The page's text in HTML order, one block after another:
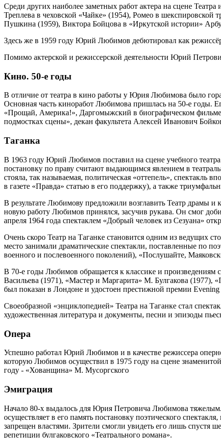
Среди других наиболее заметных работ актера на сцене
Треплева в чеховской «Чайке» (1954), Ромео в
Пушкина (1959), Виктора Бойцова в «Иркутской истории»
Здесь же в 1959 году Юрий Любимов дебютировал как
Помимо актерской и режиссерской деятельности Юрий
Кино. 50-е годы
В отличие от театра в кино работы у Юрия Любимова было
Основная часть киноработ Любимова пришлась на 50-е годы.
«Прощай, Америка!», Даргомыжский в биографическом
подмостках сцены», декан факультета Алексей Иванович
Таганка
В 1963 году Юрий Любимов поставил на сцене учебного
постановку по праву считают выдающимся явлением в
стояла, так называемая, политическая «оттепель»,
в газете «Правда» статью в его поддержку), а также
В результате Любимову предложили возглавить Театр драмы и
новую работу Любимов принялся, засучив рукава. Он смог
апреля 1964 года спектаклем «Добрый человек из Сезуана»
Очень скоро Театр на Таганке становится одним из ведущих
место занимали драматические спектакли, поставленные по
военного и послевоенного поколений), «Послушайте,
В 70-е годы Любимов обращается к классике и
Васильева (1971), «Мастер и Маргарита» М. Булгакова (1977),
был показан в Лондоне и удостоен престижной премии Evening
Своеобразной «энциклопедией» Театра на Таганке стал
художественная литература и документы, песни и эпизоды
Опера
Успешно работал Юрий Любимов и в качестве режиссера
которую Любимов осуществил в 1975 году на сцене
году - «Хованщина» М. Мусоргского
Эмиграция
Начало 80-х выдалось для Юрия Петровича Любимова
осуществляет в его память постановку поэтического
запрещен властями. Зрители смогли увидеть его лишь спустя
репетиции булгаковского «Театрального романа».